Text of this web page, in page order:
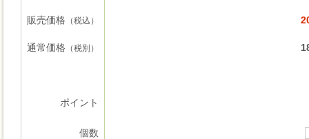
販売価格 （税込）
通常価格 （税別）
ポイント
個数